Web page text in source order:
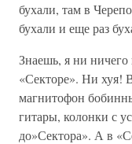
бухали, там в
бухали и еще раз
Знаешь, я ни ничего
«Секторе». Ни хуя!
магнитофон
гитары, колонки с
до»Сектора». А в